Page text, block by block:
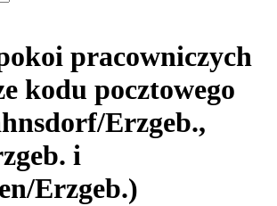
pracowniczych
kodu pocztowego
Erzgeb.,
i
Erzgeb.)